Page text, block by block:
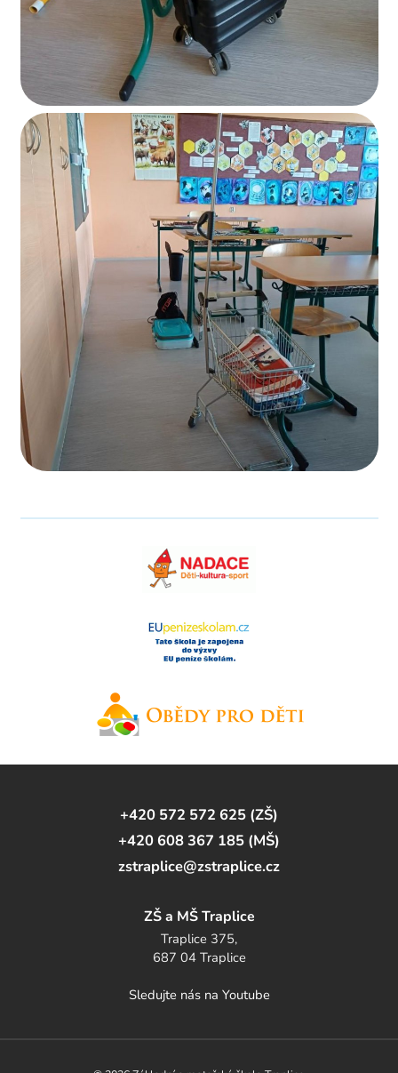
+420 572 572 625 (ZŠ)
+420 608 367 185 (MŠ)
zstraplice@zstraplice.cz
ZŠ a MŠ Traplice
Traplice 375,
687 04 Traplice
Sledujte nás na Youtube